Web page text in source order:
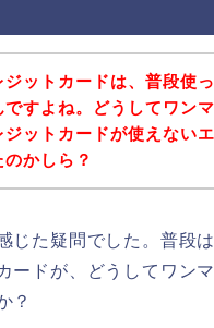
ットカードは、普段使っ
すよね。どうしてワンマ
ジットカードが使えないエ
かしら？
じた疑問でした。普段
ードが、どうしてワン
？